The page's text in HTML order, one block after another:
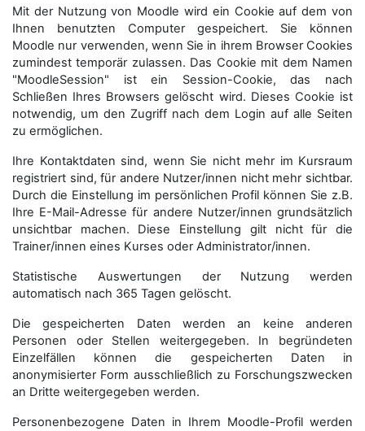
Mit der Nutzung von Moodle wird ein Cookie auf dem von
Ihnen benutzten Computer gespeichert. Sie können
Moodle nur verwenden, wenn Sie in ihrem Browser Cookies
zumindest temporär zulassen. Das Cookie mit dem Namen
"MoodleSession" ist ein Session-Cookie, das nach
Schließen Ihres Browsers gelöscht wird. Dieses Cookie ist
notwendig, um den Zugriff nach dem Login auf alle Seiten
zu ermöglichen.
Ihre Kontaktdaten sind, wenn Sie nicht mehr im Kursraum
registriert sind, für andere Nutzer/innen nicht mehr sichtbar.
Durch die Einstellung im persönlichen Profil können Sie z.B.
Ihre E-Mail-Adresse für andere Nutzer/innen grundsätzlich
unsichtbar machen. Diese Einstellung gilt nicht für die
Trainer/innen eines Kurses oder Administrator/innen.
Statistische Auswertungen der Nutzung werden
automatisch nach 365 Tagen gelöscht.
Die gespeicherten Daten werden an keine anderen
Personen oder Stellen weitergegeben. In begründeten
Einzelfällen können die gespeicherten Daten in
anonymisierter Form aus­schließ­lich zu Forschungszwecken
an Dritte weitergegeben werden.
Personenbezogene Daten in Ihrem Moodle-Profil werden